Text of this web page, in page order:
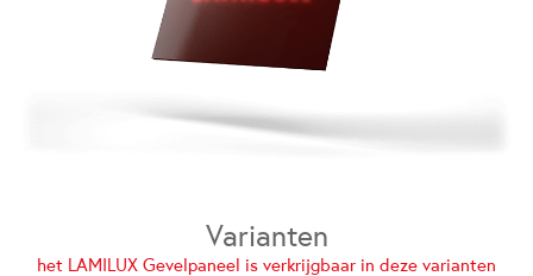
Varianten
het LAMILUX Gevelpaneel is verkrijgbaar in deze varianten